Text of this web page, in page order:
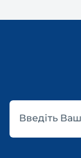
Введіть